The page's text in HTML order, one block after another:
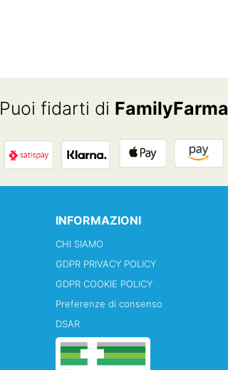
Puoi fidarti di FamilyFarma
INFORMAZIONI
CHI SIAMO
GDPR PRIVACY POLICY
GDPR COOKIE POLICY
Preferenze di consenso
DSAR